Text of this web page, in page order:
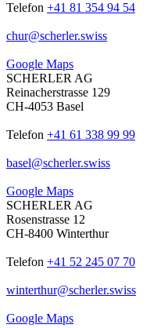
Telefon +41 81 354 94 54
chur@scherler.swiss
Google Maps
SCHERLER AG
Reinacherstrasse 129
CH-4053 Basel
Telefon +41 61 338 99 99
basel@scherler.swiss
Google Maps
SCHERLER AG
Rosenstrasse 12
CH-8400 Winterthur
Telefon +41 52 245 07 70
winterthur@scherler.swiss
Google Maps